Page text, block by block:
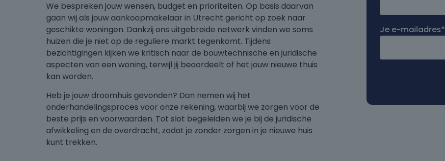
We bespreken jouw wensen, budget en prioriteiten. Op basis daarvan
gaan wij als jouw aankoopmakelaar in Utrecht gericht op zoek naar
geschikte woningen. Dankzij ons uitgebreide netwerk vinden we soms
huizen die je niet op de reguliere markt tegenkomt. Tijdens
bezichtigingen kijken we kritisch naar de bouwtechnische en juridische
aspecten van een woning, terwijl jij beoordeelt of het jouw nieuwe thuis
kan worden.
Heb je jouw droomhuis gevonden? Dan nemen wij het
onderhandelingsproces voor onze rekening, waarbij we zorgen voor de
beste prijs en voorwaarden. Tot slot begeleiden we je bij de juridische
afwikkeling en de overdracht, zodat je zonder zorgen in je nieuwe huis
kunt trekken.
Je e-mailadres*